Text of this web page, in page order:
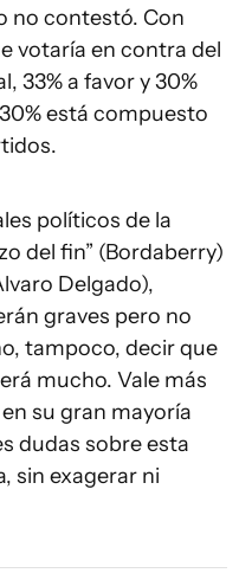
no contestó. Con
votaría en contra del
33% a favor y 30%
está compuesto
políticos de la
del fin” (Bordaberry)
Delgado),
graves pero no
tampoco, decir que
mucho. Vale más
su gran mayoría
dudas sobre esta
sin exagerar ni